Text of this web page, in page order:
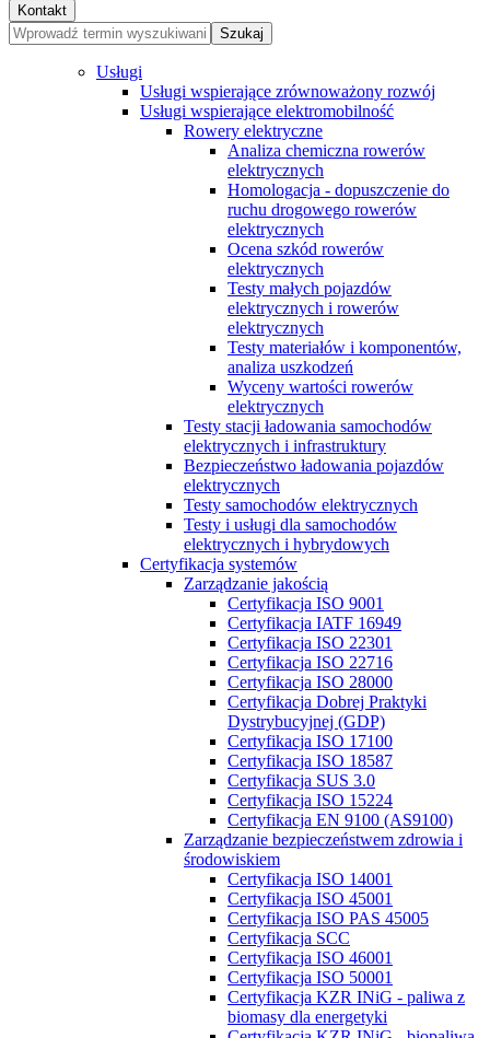
Kontakt
Szukaj
Usługi
Usługi wspierające zrównoważony rozwój
Usługi wspierające elektromobilność
Rowery elektryczne
Analiza chemiczna rowerów
elektrycznych
Homologacja - dopuszczenie do
ruchu drogowego rowerów
elektrycznych
Ocena szkód rowerów
elektrycznych
Testy małych pojazdów
elektrycznych i rowerów
elektrycznych
Testy materiałów i komponentów,
analiza uszkodzeń
Wyceny wartości rowerów
elektrycznych
Testy stacji ładowania samochodów
elektrycznych i infrastruktury
Bezpieczeństwo ładowania pojazdów
elektrycznych
Testy samochodów elektrycznych
Testy i usługi dla samochodów
elektrycznych i hybrydowych
Certyfikacja systemów
Zarządzanie jakością
Certyfikacja ISO 9001
Certyfikacja IATF 16949
Certyfikacja ISO 22301
Certyfikacja ISO 22716
Certyfikacja ISO 28000
Certyfikacja Dobrej Praktyki
Dystrybucyjnej (GDP)
Certyfikacja ISO 17100
Certyfikacja ISO 18587
Certyfikacja SUS 3.0
Certyfikacja ISO 15224
Certyfikacja EN 9100 (AS9100)
Zarządzanie bezpieczeństwem zdrowia i
środowiskiem
Certyfikacja ISO 14001
Certyfikacja ISO 45001
Certyfikacja ISO PAS 45005
Certyfikacja SCC
Certyfikacja ISO 46001
Certyfikacja ISO 50001
Certyfikacja KZR INiG - paliwa z
biomasy dla energetyki